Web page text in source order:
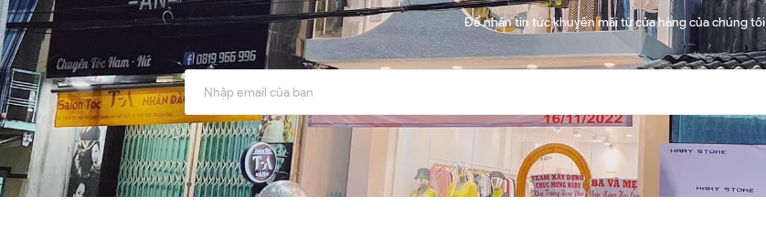
Để nhận tin tức khuyến mãi từ cửa hàng của chúng tôi